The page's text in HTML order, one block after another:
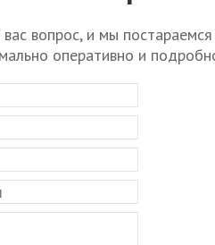
вопрос, и мы постараемся
оперативно и